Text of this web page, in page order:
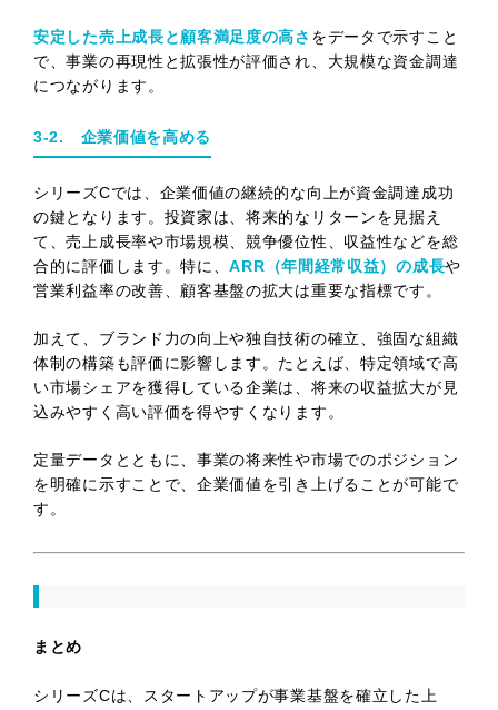
安定した売上成長と顧客満足度の高さ をデータで示すこと
で、事業の再現性と拡張性が評価され、大規模な資金調達
につながります。
3-2. 企業価値を高める
シリーズCでは、企業価値の継続的な向上が資金調達成功
の鍵となります。投資家は、将来的なリターンを見据え
て、売上成長率や市場規模、競争優位性、収益性などを総
合的に評価します。特に、ARR（年間経常収益）の成長や
営業利益率の改善、顧客基盤の拡大は重要な指標です。
加えて、ブランド力の向上や独自技術の確立、強固な組織
体制の構築も評価に影響します。たとえば、特定領域で高
い市場シェアを獲得している企業は、将来の収益拡大が見
込みやすく高い評価を得やすくなります。
定量データとともに、事業の将来性や市場でのポジション
を明確に示すことで、企業価値を引き上げることが可能で
す。
まとめ
シリーズCは、スタートアップが事業基盤を確立した上